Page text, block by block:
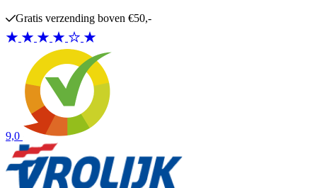
Gratis verzending boven €50,-
9,0